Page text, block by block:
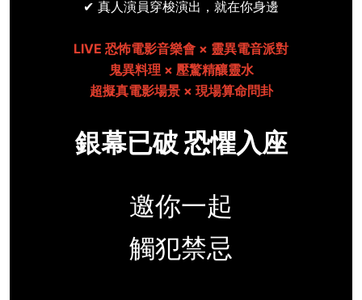
✔ 真人演員穿梭演出，就在你身邊
LIVE 恐怖電影音樂會 × 靈異電音派對
鬼異料理 × 壓驚精釀靈水
超擬真電影場景 × 現場算命問卦
銀幕已破 恐懼入座
邀你一起
觸犯禁忌